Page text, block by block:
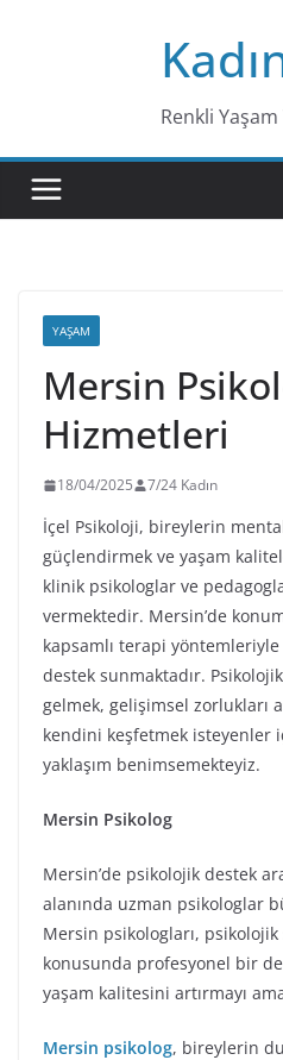
Renkli Yaşam
YAŞAM
Mersin
Hizmetleri
18/04/2025 7/24 Kadın
İçel Psikoloji, bireylerin mental
güçlendirmek ve yaşam
klinik psikologlar ve
vermektedir. Mersin’de
kapsamlı terapi
destek sunmaktadır.
gelmek, gelişimsel zorlukları
kendini keşfetmek isteyenler
yaklaşım benimsemekteyiz.
Mersin Psikolog
Mersin’de psikolojik destek
alanında uzman psikologlar
Mersin psikologları,
konusunda profesyonel bir
yaşam kalitesini artırmayı
Mersin psikolog, bireylerin